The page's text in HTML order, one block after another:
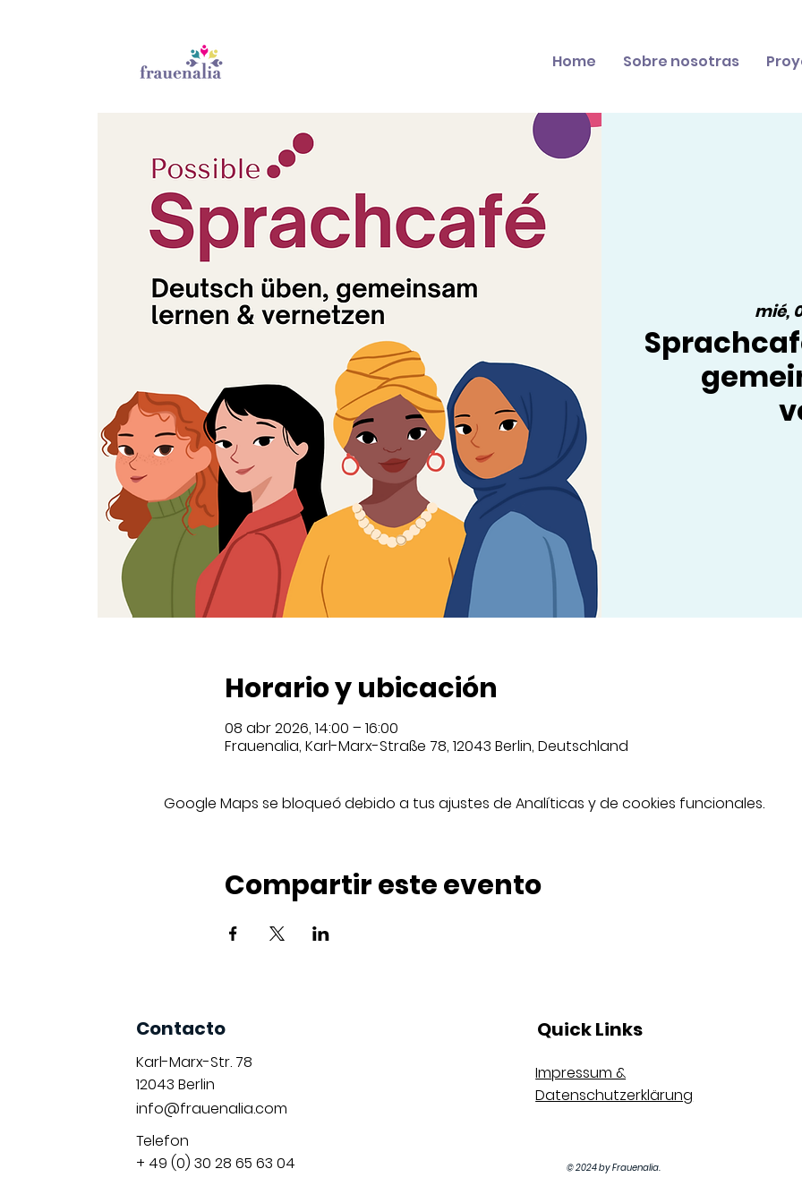
Home Sobre nosotras
mié,
Horario y ubicación
08 abr 2026, 14:00 – 16:00
Frauenalia, Karl-Marx-Straße 78, 12043 Berlin, Deutschland
Google Maps se bloqueó debido a tus ajustes de Analíticas y de cookies funcionales.
Compartir este evento
Contacto
Karl-Marx-Str. 78
12043 Berlin
info@frauenalia.com
Telefon
+ 49 (0) 30 28 65 63 04
Quick Links
Impressum &
Datenschutzerklärung
© 2024 by Frauenalia.